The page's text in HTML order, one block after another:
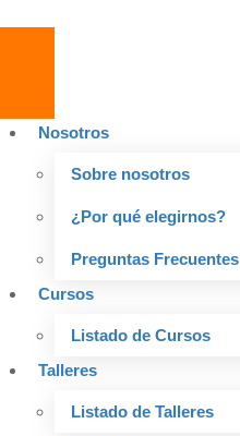
Nosotros
Sobre nosotros
¿Por qué elegirnos?
Preguntas Frecuentes
Cursos
Listado de Cursos
Talleres
Listado de Talleres